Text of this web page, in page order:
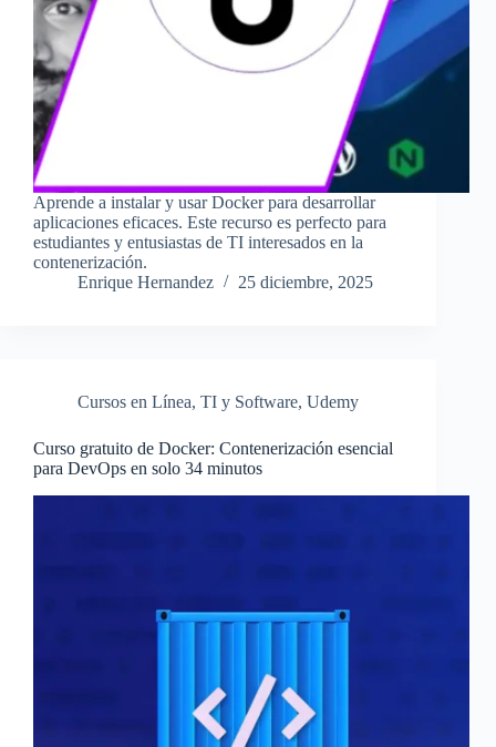
Aprende a instalar y usar Docker para desarrollar
aplicaciones eficaces. Este recurso es perfecto para
estudiantes y entusiastas de TI interesados en la
contenerización.
Enrique Hernandez
25 diciembre, 2025
Cursos en Línea, TI y Software, Udemy
Curso gratuito de Docker: Contenerización esencial
para DevOps en solo 34 minutos